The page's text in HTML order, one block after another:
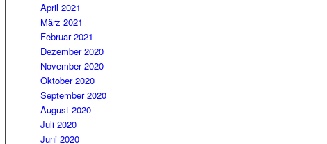
April 2021
März 2021
Februar 2021
Dezember 2020
November 2020
Oktober 2020
September 2020
August 2020
Juli 2020
Juni 2020